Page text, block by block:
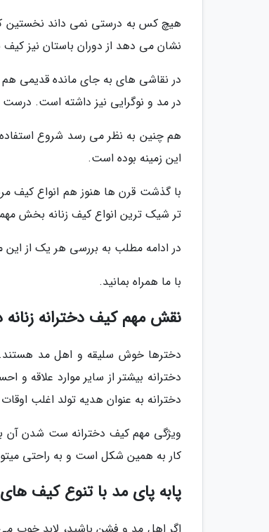
هیچ کس به درستی نمی داند نخستین
نشان می دهد از دوران باستان نیز
در نقاشی های به جای مانده قدیمی
در مد و نوگرایی نیز داشته است.
هم چنین به نظر می رسد شروع استفاده
این زمینه بوده است.
با گذشت قرن ها هنوز هم انواع کیف
تر شیک ترین انواع کیف زنانه بخش
در ادامه مطلب به بررسی هر یک از
با ما همراه بمانید.
نقش مهم کیف دخترانه زنانه
دخترها خوش سلیقه و اهل مد هستند.
دخترانه بیشتر از سایر موارد علاقه
دخترانه به عنوان هدیه تولد اغلب
ویژگی مهم کیف دخترانه ست شدن آن
کار به همین شکل است و به راحتی
پابه پای مد با تنوع کیف